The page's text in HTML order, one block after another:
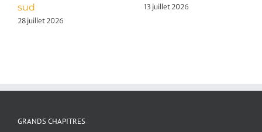
sud
28 juillet 2026
13 juillet 2026
GRANDS CHAPITRES